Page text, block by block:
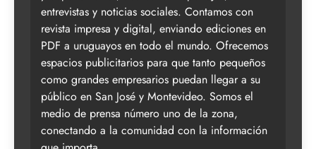
entrevistas y noticias sociales. Contamos con
revista impresa y digital, enviando ediciones en
PDF a uruguayos en todo el mundo. Ofrecemos
espacios publicitarios para que tanto pequeños
como grandes empresarios puedan llegar a su
público en San José y Montevideo. Somos el
medio de prensa número uno de la zona,
conectando a la comunidad con la información